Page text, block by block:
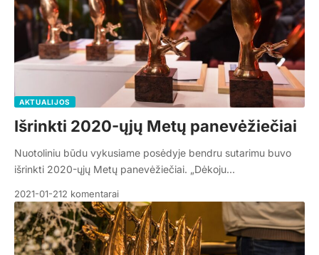
AKTUALIJOS
Išrinkti 2020-ųjų Metų panevėžiečiai
Nuotoliniu būdu vykusiame posėdyje bendru sutarimu buvo
išrinkti 2020-ųjų Metų panevėžiečiai. „Dėkoju…
2021-01-212 komentarai